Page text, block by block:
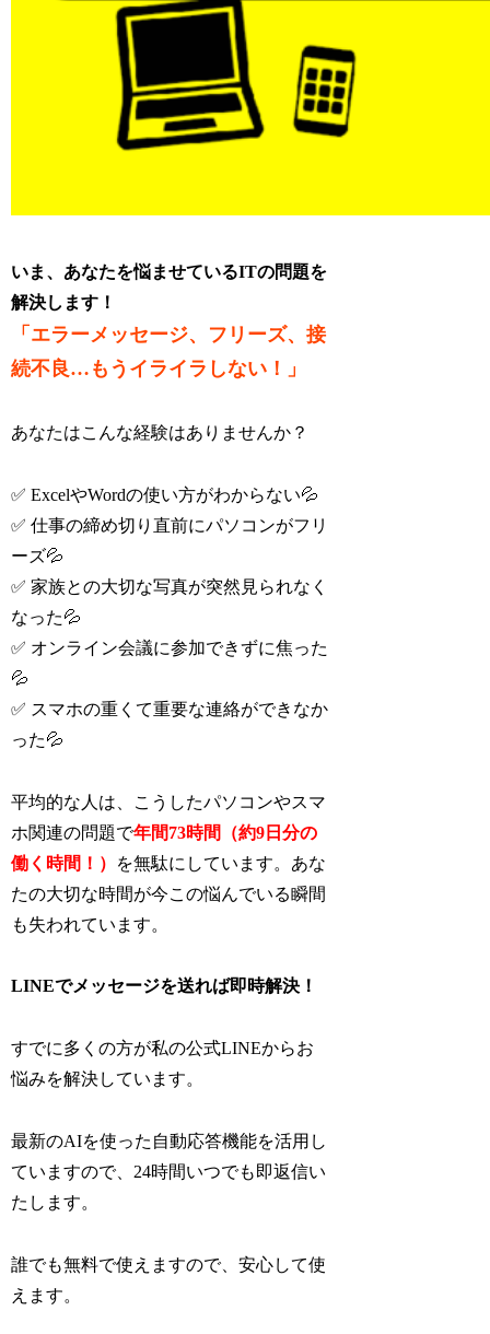
いま、あなたを悩ませているITの問題を
解決します！
「エラーメッセージ、フリーズ、接
続不良…もうイライラしない！」
あなたはこんな経験はありませんか？
✅ ExcelやWordの使い方がわからない💦
✅ 仕事の締め切り直前にパソコンがフリ
ーズ💦
✅ 家族との大切な写真が突然見られなく
なった💦
✅ オンライン会議に参加できずに焦った
💦
✅ スマホの重くて重要な連絡ができなか
った💦
平均的な人は、こうしたパソコンやスマ
ホ関連の問題で年間73時間（約9日分の
働く時間！）
を無駄にしています。あな
たの大切な時間が今この悩んでいる瞬間
も失われています。
LINEでメッセージを送れば即時解決！
すでに多くの方が私の公式LINEからお
悩みを解決しています。
最新のAIを使った自動応答機能を活用し
ていますので、24時間いつでも即返信い
たします。
誰でも無料で使えますので、安心して使
えます。